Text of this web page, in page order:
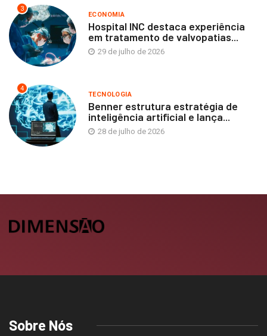
3
ECONOMIA
Hospital INC destaca experiência
em tratamento de valvopatias...
29 de julho de 2026
4
TECNOLOGIA
Benner estrutura estratégia de
inteligência artificial e lança...
28 de julho de 2026
Sobre Nós